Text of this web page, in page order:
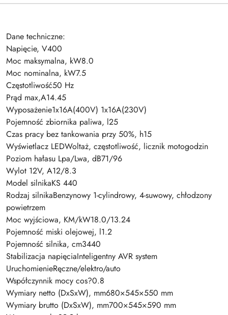
Dane techniczne:
Napięcie, V400
Moc maksymalna, kW8.0
Moc nominalna, kW7.5
Częstotliwość50 Hz
Prąd max,A14.45
Wyposażenie1x16A(400V) 1x16A(230V)
Pojemność zbiornika paliwa, l25
Czas pracy bez tankowania przy 50%, h15
Wyświetlacz LEDWoltaż, częstotliwość, licznik motogodzin
Poziom hałasu Lpa/Lwa, dB71/96
Wylot 12V, A12/8.3
Model silnikaKS 440
Rodzaj silnikaBenzynowy 1-cylindrowy, 4-suwowy, chłodzony
powietrzem
Moc wyjściowa, KM/kW18.0/13.24
Pojemność miski olejowej, l1.2
Pojemność silnika, cm3440
Stabilizacja napięciaInteligentny AVR system
UruchomienieRęczne/elektro/auto
Współczynnik mocy cos?0.8
Wymiary netto (DxSxW), mm680×545×550 mm
Wymiary brutto (DxSxW), mm700×545×590 mm